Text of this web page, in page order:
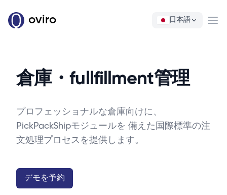
oviro 日本語
倉庫・fullfillment管理
プロフェッショナルな倉庫向けに、
PickPackShipモジュールを 備えた国際標準の注
文処理プロセスを提供します。
デモを予約